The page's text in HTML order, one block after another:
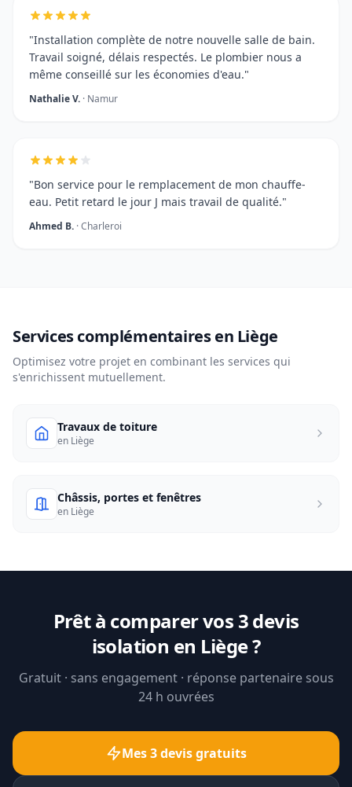
"Installation complète de notre nouvelle salle de bain.
Travail soigné, délais respectés. Le plombier nous a
même conseillé sur les économies d'eau."
Nathalie V. · Namur
"Bon service pour le remplacement de mon chauffe-
eau. Petit retard le jour J mais travail de qualité."
Ahmed B. · Charleroi
Services complémentaires en Liège
Optimisez votre projet en combinant les services qui
s'enrichissent mutuellement.
Travaux de toiture
en Liège
Châssis, portes et fenêtres
en Liège
Prêt à comparer vos 3 devis
isolation en Liège ?
Gratuit · sans engagement · réponse partenaire sous
24 h ouvrées
Mes 3 devis gratuits